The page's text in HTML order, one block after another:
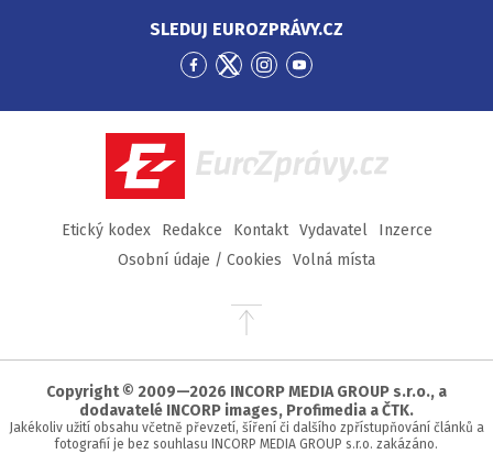
SLEDUJ EUROZPRÁVY.CZ
Přejít
Facebook
Přejít
Twitter
Přejít
Instagram
Přejít
YouTube
EuroZprávy.cz
Etický kodex Redakce Kontakt Vydavatel
Inzerce
Osobní údaje / Cookies
Volná místa
Přejít
stránky
Copyright © 2009—2026 INCORP MEDIA GROUP s.r.o., a
dodavatelé INCORP images, Profimedia a ČTK.
Jakékoliv užití obsahu včetně převzetí, šíření či dalšího zpřístupňování článků a
fotografií je bez souhlasu INCORP MEDIA GROUP s.r.o. zakázáno.